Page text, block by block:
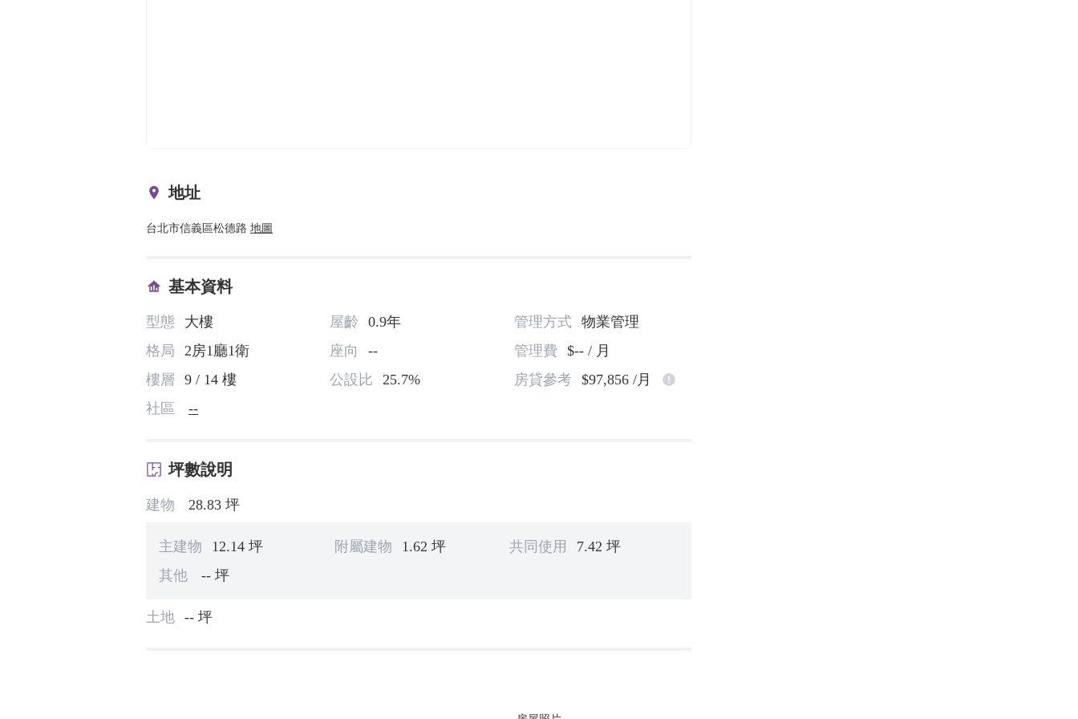
地址
台北市信義區松德路 地圖
基本資料
型態 大樓 屋齡 0.9年 管理方式
物業管理
格局
2房1廳1衛 座向 -- 管理費
$-- / 月
樓層
9 / 14 樓 公設比 25.7% 房貸參考
$97,856 /月
社區
--
坪數說明
建物 28.83 坪
主建物 12.14 坪 附屬建物 1.62 坪 共同使用
7.42 坪
其他
-- 坪
土地 -- 坪